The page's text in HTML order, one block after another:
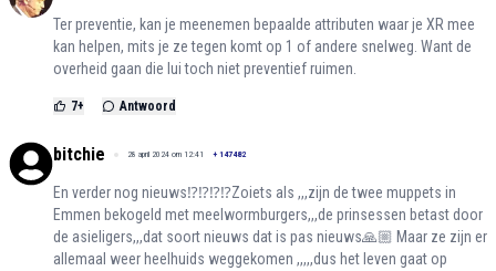
Ter preventie, kan je meenemen bepaalde attributen waar je XR mee
kan helpen, mits je ze tegen komt op 1 of andere snelweg. Want de
overheid gaan die lui toch niet preventief ruimen.
7+ Antwoord
bitchie 28 april 2024 om 12:41 + 147482
En verder nog nieuws⁉️⁉️⁉️⁉️Zoiets als ,,,zijn de twee muppets in
Emmen bekogeld met meelwormburgers,,,de prinsessen betast door
de asieligers,,,dat soort nieuws dat is pas nieuws🙏🏼 Maar ze zijn er
allemaal weer heelhuids weggekomen ,,,,,dus het leven gaat op